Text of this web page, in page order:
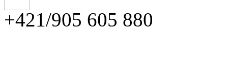
+421/905 605 880